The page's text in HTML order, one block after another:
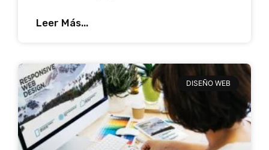
Leer Más...
DISEÑO WEB